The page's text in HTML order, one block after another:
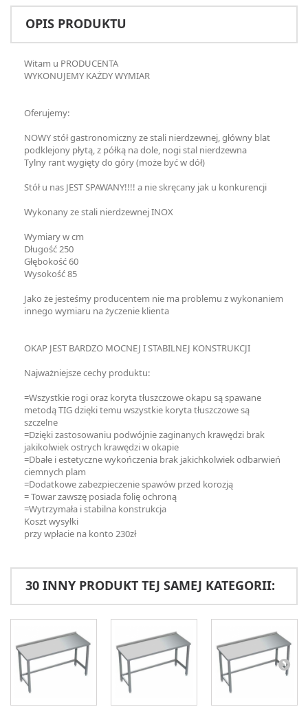
OPIS PRODUKTU
Witam u PRODUCENTA
WYKONUJEMY KAŻDY WYMIAR
Oferujemy:
NOWY stół gastronomiczny ze stali nierdzewnej, główny blat
podklejony płytą, z półką na dole, nogi stal nierdzewna
Tylny rant wygięty do góry (może być w dół)
Stół u nas JEST SPAWANY!!!! a nie skręcany jak u konkurencji
Wykonany ze stali nierdzewnej INOX
Wymiary w cm
Długość 250
Głębokość 60
Wysokość 85
Jako że jesteśmy producentem nie ma problemu z wykonaniem
innego wymiaru na życzenie klienta
OKAP JEST BARDZO MOCNEJ I STABILNEJ KONSTRUKCJI
Najważniejsze cechy produktu:
=Wszystkie rogi oraz koryta tłuszczowe okapu są spawane
metodą TIG dzięki temu wszystkie koryta tłuszczowe są
szczelne
=Dzięki zastosowaniu podwójnie zaginanych krawędzi brak
jakikolwiek ostrych krawędzi w okapie
=Dbałe i estetyczne wykończenia brak jakichkolwiek odbarwień
ciemnych plam
=Dodatkowe zabezpieczenie spawów przed korozją
= Towar zawszę posiada folię ochroną
=Wytrzymała i stabilna konstrukcja
Koszt wysyłki
przy wpłacie na konto 230zł
30 INNY PRODUKT TEJ SAMEJ KATEGORII: